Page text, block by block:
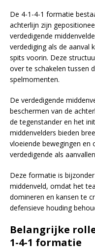
De 4-1-4-1 formatie
achterlijn zijn
verdedigende
verdediging als de aanval
spits voorin. Deze
over te schakelen tussen
spelmomenten.
De verdedigende
beschermen van de
de tegenstander en het
middenvelders bieden
vloeiende bewegingen en
verdedigende als
Deze formatie is
middenveld, omdat het
domineren en kansen te
defensieve houding
Belangrijke
1-4-1 formatie